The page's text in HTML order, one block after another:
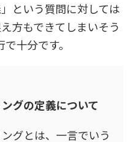
という質問に対しては
方もできてしまいそう
十分です。
グの定義について
グとは、一言でいう